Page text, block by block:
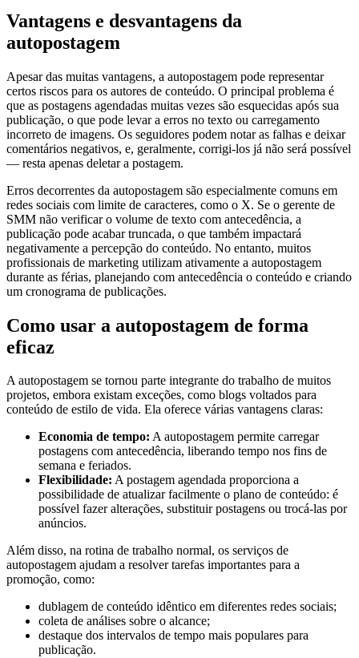
Vantagens e desvantagens da
autopostagem
Apesar das muitas vantagens, a autopostagem pode representar
certos riscos para os autores de conteúdo. O principal problema é
que as postagens agendadas muitas vezes são esquecidas após sua
publicação, o que pode levar a erros no texto ou carregamento
incorreto de imagens. Os seguidores podem notar as falhas e deixar
comentários negativos, e, geralmente, corrigi-los já não será possível
— resta apenas deletar a postagem.
Erros decorrentes da autopostagem são especialmente comuns em
redes sociais com limite de caracteres, como o X. Se o gerente de
SMM não verificar o volume de texto com antecedência, a
publicação pode acabar truncada, o que também impactará
negativamente a percepção do conteúdo. No entanto, muitos
profissionais de marketing utilizam ativamente a autopostagem
durante as férias, planejando com antecedência o conteúdo e criando
um cronograma de publicações.
Como usar a autopostagem de forma
eficaz
A autopostagem se tornou parte integrante do trabalho de muitos
projetos, embora existam exceções, como blogs voltados para
conteúdo de estilo de vida. Ela oferece várias vantagens claras:
Economia de tempo: A autopostagem permite carregar
postagens com antecedência, liberando tempo nos fins de
semana e feriados.
Flexibilidade: A postagem agendada proporciona a
possibilidade de atualizar facilmente o plano de conteúdo: é
possível fazer alterações, substituir postagens ou trocá-las por
anúncios.
Além disso, na rotina de trabalho normal, os serviços de
autopostagem ajudam a resolver tarefas importantes para a
promoção, como:
dublagem de conteúdo idêntico em diferentes redes sociais;
coleta de análises sobre o alcance;
destaque dos intervalos de tempo mais populares para
publicação.